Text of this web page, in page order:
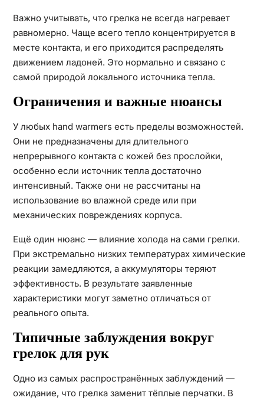
Важно учитывать, что грелка не всегда нагревает
равномерно. Чаще всего тепло концентрируется в
месте контакта, и его приходится распределять
движением ладоней. Это нормально и связано с
самой природой локального источника тепла.
Ограничения и важные нюансы
У любых hand warmers есть пределы возможностей.
Они не предназначены для длительного
непрерывного контакта с кожей без прослойки,
особенно если источник тепла достаточно
интенсивный. Также они не рассчитаны на
использование во влажной среде или при
механических повреждениях корпуса.
Ещё один нюанс — влияние холода на сами грелки.
При экстремально низких температурах химические
реакции замедляются, а аккумуляторы теряют
эффективность. В результате заявленные
характеристики могут заметно отличаться от
реального опыта.
Типичные заблуждения вокруг
грелок для рук
Одно из самых распространённых заблуждений —
ожидание, что грелка заменит тёплые перчатки. В